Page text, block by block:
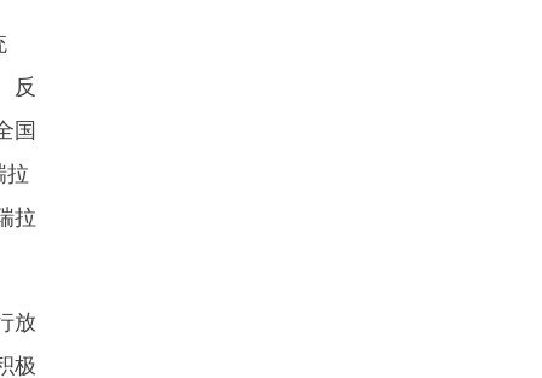
反
国
拉
拉
放
极